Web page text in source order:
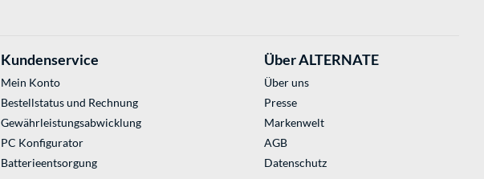
Kundenservice
Mein Konto
Bestellstatus und Rechnung
Gewährleistungsabwicklung
PC Konfigurator
Batterieentsorgung
Über ALTERNATE
Über uns
Presse
Markenwelt
AGB
Datenschutz